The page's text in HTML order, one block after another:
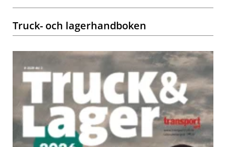
Truck- och lagerhandboken